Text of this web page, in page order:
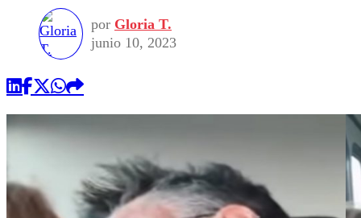
Torneo Internacional
Torneo Nacional
Internacional
Nacional
Programas
Comercial
por Gloria T.
junio 10, 2023